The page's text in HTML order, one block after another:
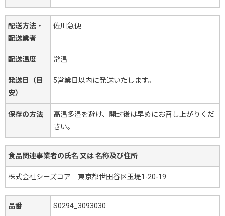
配送方法・
配送業者
佐川急便
配送温度 常温
発送日（目
安）
5営業日以内に発送いたします。
保存の方法
高温多湿を避け、開封後は早めにお召し上がりくだ
さい。
食品関連事業者の氏名 又は 名称及び住所
株式会社シーズコア 東京都世田谷区玉堤1-20-19
品番 S0294_3093030